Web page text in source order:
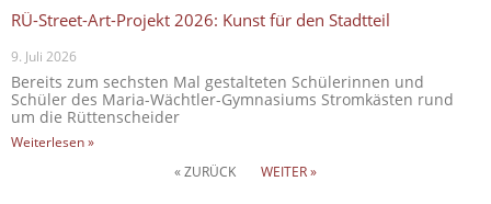
RÜ-Street-Art-Projekt 2026: Kunst für den Stadtteil
9. Juli 2026
Bereits zum sechsten Mal gestalteten Schülerinnen und
Schüler des Maria-Wächtler-Gymnasiums Stromkästen rund
um die Rüttenscheider
Weiterlesen »
« ZURÜCK
WEITER »